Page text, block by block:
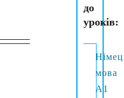
до
уроків:
мова
А1